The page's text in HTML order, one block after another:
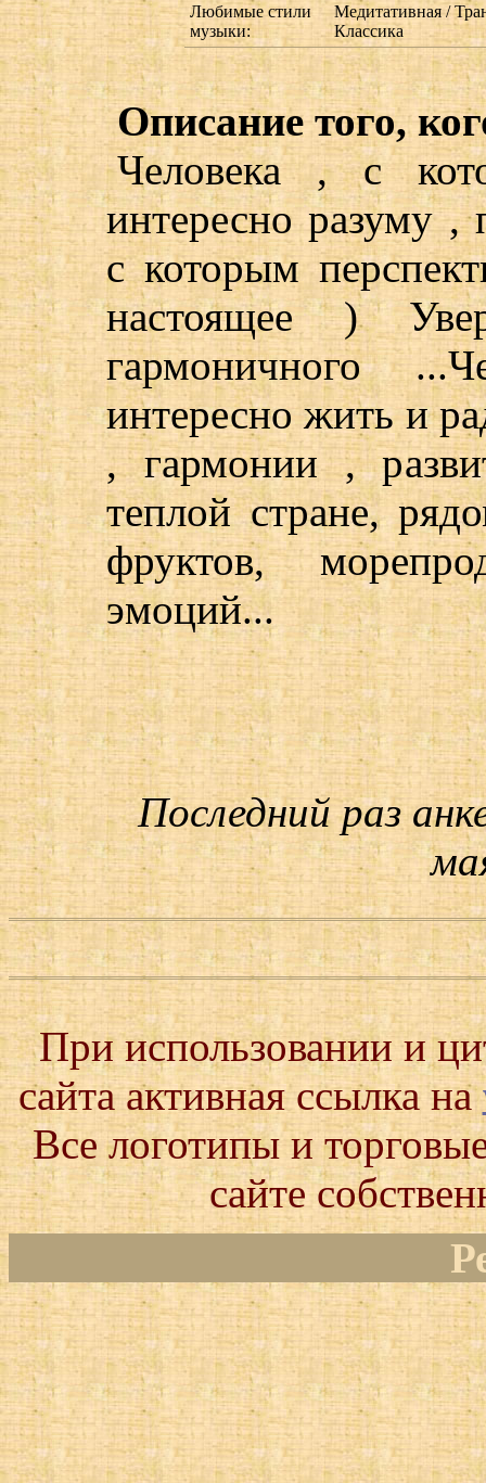
Любимые стили
музыки:
Медитативная /
Классика
Описание того,
Человека , с
интересно разуму ,
с которым
настоящее )
гармоничного
интересно жить и
, гармонии ,
теплой стране,
фруктов,
эмоций...
Последний раз
При использовании и
сайта активная ссылка на
Все логотипы и
сайте